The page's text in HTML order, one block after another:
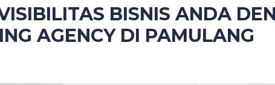
BISNIS ANDA
AGENCY DI PAMULANG